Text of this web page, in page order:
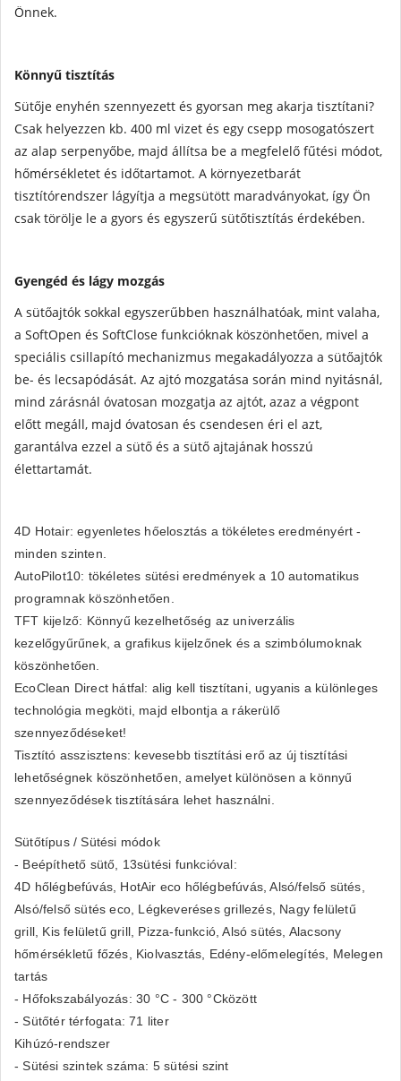
Önnek.
Könnyű tisztítás
Sütője enyhén szennyezett és gyorsan meg akarja tisztítani?
Csak helyezzen kb. 400 ml vizet és egy csepp mosogatószert
az alap serpenyőbe, majd állítsa be a megfelelő fűtési módot,
hőmérsékletet és időtartamot. A környezetbarát
tisztítórendszer lágyítja a megsütött maradványokat, így Ön
csak törölje le a gyors és egyszerű sütőtisztítás érdekében.
Gyengéd és lágy mozgás
A sütőajtók sokkal egyszerűbben használhatóak, mint valaha,
a SoftOpen és SoftClose funkcióknak köszönhetően, mivel a
speciális csillapító mechanizmus megakadályozza a sütőajtók
be- és lecsapódását. Az ajtó mozgatása során mind nyitásnál,
mind zárásnál óvatosan mozgatja az ajtót, azaz a végpont
előtt megáll, majd óvatosan és csendesen éri el azt,
garantálva ezzel a sütő és a sütő ajtajának hosszú
élettartamát.
4D Hotair: egyenletes hőelosztás a tökéletes eredményért -
minden szinten.
AutoPilot10: tökéletes sütési eredmények a 10 automatikus
programnak köszönhetően.
TFT kijelző: Könnyű kezelhetőség az univerzális
kezelőgyűrűnek, a grafikus kijelzőnek és a szimbólumoknak
köszönhetően.
EcoClean Direct hátfal: alig kell tisztítani, ugyanis a különleges
technológia megköti, majd elbontja a rákerülő
szennyeződéseket!
Tisztító asszisztens: kevesebb tisztítási erő az új tisztítási
lehetőségnek köszönhetően, amelyet különösen a könnyű
szennyeződések tisztítására lehet használni.
Sütőtípus / Sütési módok
- Beépíthető sütő, 13sütési funkcióval:
4D hőlégbefúvás, HotAir eco hőlégbefúvás, Alsó/felső sütés,
Alsó/felső sütés eco, Légkeveréses grillezés, Nagy felületű
grill, Kis felületű grill, Pizza-funkció, Alsó sütés, Alacsony
hőmérsékletű főzés, Kiolvasztás, Edény-előmelegítés, Melegen
tartás
- Hőfokszabályozás: 30 °C - 300 °Cközött
- Sütőtér térfogata: 71 liter
Kihúzó-rendszer
- Sütési szintek száma: 5 sütési szint